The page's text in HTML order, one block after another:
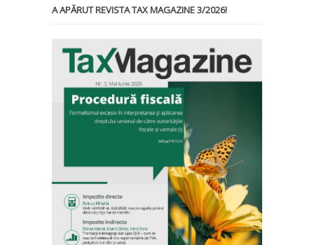
A APĂRUT REVISTA TAX MAGAZINE 3/2026!